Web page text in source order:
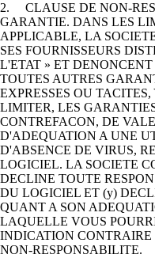
2. CLAUSE DE NON-
GARANTIE. DANS LES
APPLICABLE, LA
SES FOURNISSEURS
L'ETAT » ET
TOUTES AUTRES
EXPRESSES OU
LIMITER, LES
CONTREFACON, DE
D'ADEQUATION A UNE
D'ABSENCE DE VIRUS,
LOGICIEL. LA SOCIETE
DECLINE TOUTE
DU LOGICIEL ET (y)
QUANT A SON
LAQUELLE VOUS
INDICATION CONTRAIRE
NON-RESPONSABILITE.